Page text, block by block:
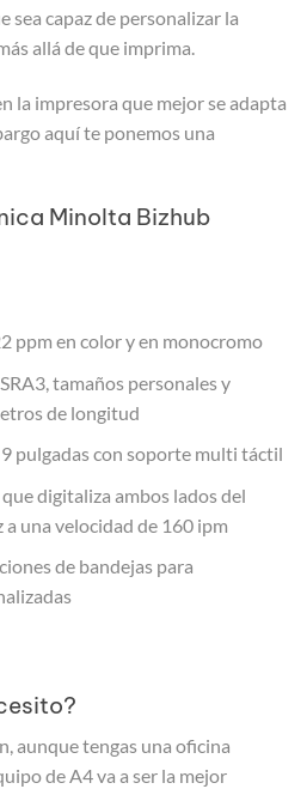
sea capaz de personalizar la
allá de que imprima.
la impresora que mejor se adapta
aquí te ponemos una
Minolta Bizhub
ppm en color y en monocromo
tamaños personales y
de longitud
pulgadas con soporte multi táctil
digitaliza ambos lados del
una velocidad de 160 ipm
de bandejas para
aunque tengas una oficina
de A4 va a ser la mejor